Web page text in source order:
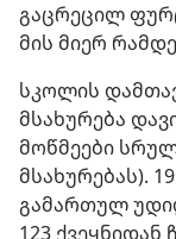
გაცრეცილ
მის მიერ
სკოლის
მსახურება
მოწმეები
მსახურებას).
გამართულ
123 ქვეყნიდან